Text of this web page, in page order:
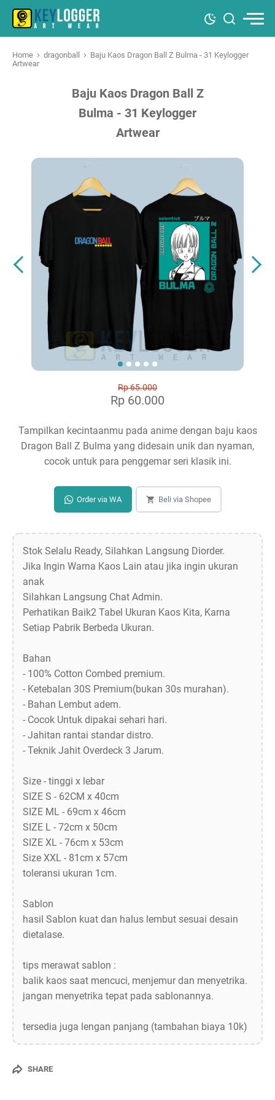
Home › dragonball › Baju Kaos Dragon Ball Z Bulma - 31 Keylogger
Artwear
Baju Kaos Dragon Ball Z
Bulma - 31 Keylogger
Artwear
Rp 65.000
Rp 60.000
Tampilkan kecintaanmu pada anime dengan baju kaos
Dragon Ball Z Bulma yang didesain unik dan nyaman,
cocok untuk para penggemar seri klasik ini.
Order via WA Beli via Shopee
Stok Selalu Ready, Silahkan Langsung Diorder.
Jika Ingin Warna Kaos Lain atau jika ingin ukuran
anak
Silahkan Langsung Chat Admin.
Perhatikan Baik2 Tabel Ukuran Kaos Kita, Karna
Setiap Pabrik Berbeda Ukuran.
Bahan
- 100% Cotton Combed premium.
- Ketebalan 30S Premium(bukan 30s murahan).
- Bahan Lembut adem.
- Cocok Untuk dipakai sehari hari.
- Jahitan rantai standar distro.
- Teknik Jahit Overdeck 3 Jarum.
Size - tinggi x lebar
SIZE S - 62CM x 40cm
SIZE ML - 69cm x 46cm
SIZE L - 72cm x 50cm
SIZE XL - 76cm x 53cm
Size XXL - 81cm x 57cm
toleransi ukuran 1cm.
Sablon
hasil Sablon kuat dan halus lembut sesuai desain
dietalase.
tips merawat sablon :
balik kaos saat mencuci, menjemur dan menyetrika.
jangan menyetrika tepat pada sablonannya.
tersedia juga lengan panjang (tambahan biaya 10k)
SHARE